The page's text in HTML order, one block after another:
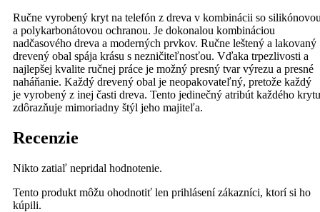
Ultra
-
Neons
-
Tokyo
s
MagSafe
Ručne vyrobený kryt na telefón z dreva v kombinácii so
a polykarbonátovou ochranou. Je dokonalou kombináciou
nadčasového dreva a moderných prvkov. Ručne leštený a lakovaný
drevený obal spája krásu s nezničiteľnosťou. Vďaka trpezlivosti a
najlepšej kvalite ručnej práce je možný presný tvar výrezu a presné
naháňanie. Každý drevený obal je neopakovateľný, pretože každý
je vyrobený z inej časti dreva. Tento jedinečný atribút každého krytu
zdôrazňuje mimoriadny štýl jeho majiteľa.
Recenzie
Nikto zatiaľ nepridal hodnotenie.
Tento produkt môžu ohodnotiť len prihlásení zákazníci, ktorí si ho
kúpili.